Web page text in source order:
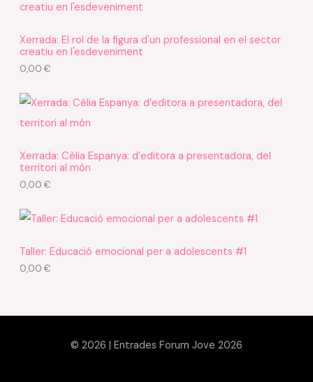
s
s
s
Xerrada: El rol de la figura d'un professional en el sector
creatiu en l'esdeveniment
0,00€
Xerrada: Cèlia Espanya: d’editora a presentadora, del
territori al món
0,00€
Taller: Educació emocional per a adolescents #1
0,00€
© 2026 | Entrades Forum Jove 2026